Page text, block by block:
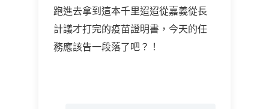
跑進去拿到這本千里迢迢從嘉義從長
計議才打完的疫苗證明書，今天的任
務應該告一段落了吧？！